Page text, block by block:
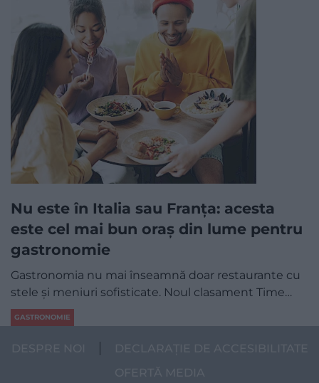
Nu este în Italia sau Franța: acesta
este cel mai bun oraș din lume pentru
gastronomie
Gastronomia nu mai înseamnă doar restaurante cu
stele și meniuri sofisticate. Noul clasament Time…
GASTRONOMIE